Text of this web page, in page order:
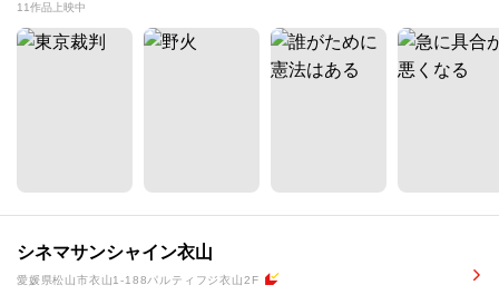
11作品上映中
シネマサンシャイン衣山
愛媛県松山市衣山1-188パルティフジ衣山2F